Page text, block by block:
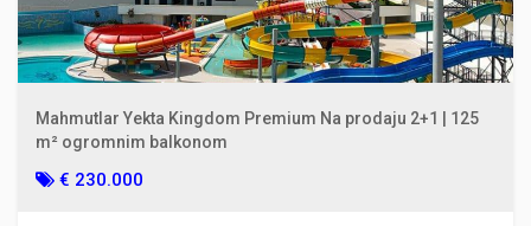
Mahmutlar Yekta Kingdom Premium Na prodaju 2+1 | 125
m² ogromnim balkonom
€ 230.000